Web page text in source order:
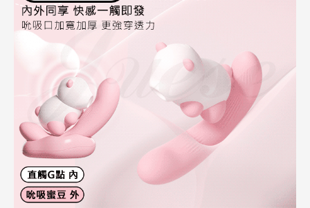
電
說
明